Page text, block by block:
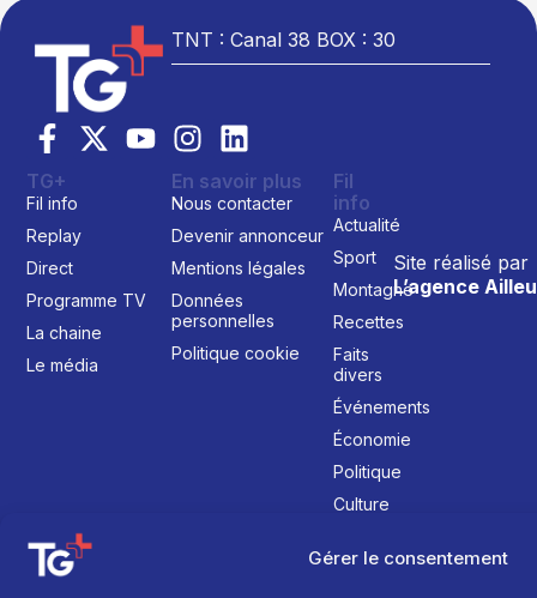
Gérer le consentement
TNT : Canal 38 BOX : 30
Site réalisé par
L’agence
TG+
Fil info
Replay
Direct
Programme TV
La chaine
Le média
En savoir plus
Nous contacter
Devenir annonceur
Mentions légales
Données
personnelles
Politique cookie
Fil
info
Actualité
Sport
Montagne
Recettes
Faits
divers
Événements
Économie
Politique
Culture